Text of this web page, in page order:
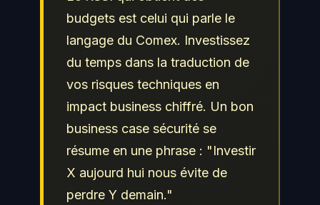
budgets est celui qui parle le
langage du Comex. Investissez
du temps dans la traduction de
vos risques techniques en
impact business chiffré. Un bon
business case sécurité se
résume en une phrase : "Investir
X aujourd hui nous évite de
perdre Y demain."